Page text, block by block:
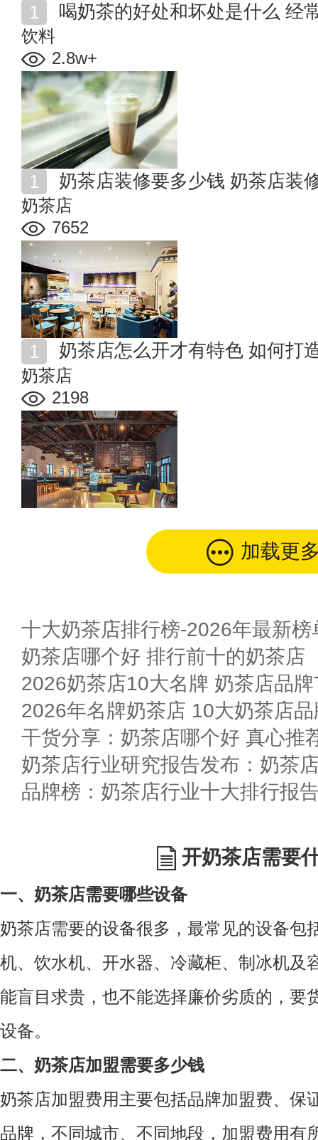
喝奶茶的好处和坏处是什么 经
饮料
2.8w+
奶茶店装修要多少钱 奶茶店装
奶茶店
7652
奶茶店怎么开才有特色 如何打
奶茶店
2198
加载更
十大奶茶店排行榜-2026年最新榜
奶茶店哪个好 排行前十的奶茶店
2026奶茶店10大名牌 奶茶店品
2026年名牌奶茶店 10大奶茶店
干货分享：奶茶店哪个好 真心推
奶茶店行业研究报告发布：奶茶
开奶茶店需要
一、奶茶店需要哪些设备
奶茶店需要的设备很多，最常见的设备包
机、饮水机、 开水器、 冷藏柜、制冰机及
能盲目求贵，也不能选择廉价劣质的，要
设备。
二、奶茶店加盟需要多少钱
奶茶店加盟费用主要包括品牌加盟费、保
品牌，不同城市、不同地段，加盟费用有